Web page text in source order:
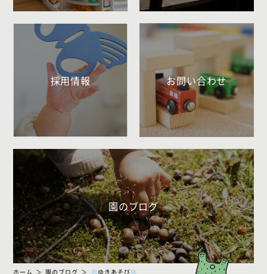
採用情報 お問い合わせ
園のブログ
ホーム 園のブログ ゆきあそび